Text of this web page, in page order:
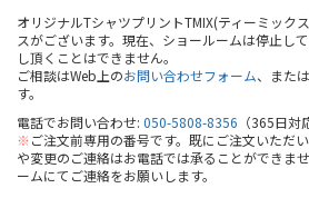
オリジナルTシャツプリントTMIX(ティーミック
スがございます。現在、ショールームは停止し
し頂くことはできません。
ご相談はWeb上のお問い合わせフォーム、また
す。
電話でお問い合わせ: 050-5808-8356 （365日対
※ご注文前専用の番号です。既にご注文いただ
や変更のご連絡はお電話では承ることができま
ームにてご連絡をお願いします。